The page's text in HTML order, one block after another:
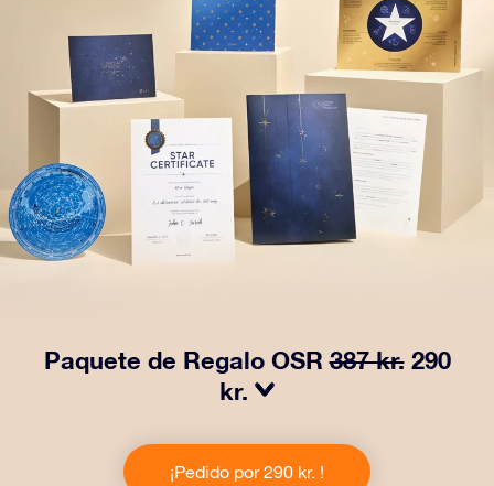
Paquete de Regalo OSR387 kr. 290
kr.
OSR! Este regalo incluye un bonito sobre y documentos
personalizados enviados a la dirección que elijas,
¡Pedido por 290 kr. !